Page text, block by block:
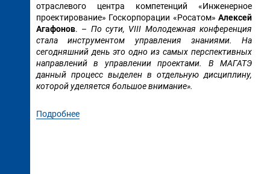
отраслевого центра компетенций «Инженерное
проектирование» Госкорпорации «Росатом» Алексей
Агафонов. – По сути, VIII Молодежная конференция
стала инструментом управления знаниями. На
сегодняшний день это одно из самых перспективных
направлений в управлении проектами. В МАГАТЭ
данный процесс выделен в отдельную дисциплину,
которой уделяется большое внимание».
Подробнее